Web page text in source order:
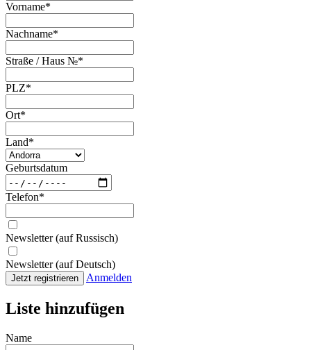
Vorname*
Nachname*
Straße / Haus №*
PLZ*
Ort*
Land*
Geburtsdatum
Telefon*
Newsletter (auf Russisch)
Newsletter (auf Deutsch)
Jetzt registrieren Anmelden
Liste hinzufügen
Name